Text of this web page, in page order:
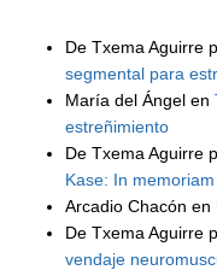
De Txema Aguirre
segmental para
María del Ángel en
estreñimiento
De Txema Aguirre
Kase: In memoriam
Arcadio Chacón en
De Txema Aguirre
vendaje